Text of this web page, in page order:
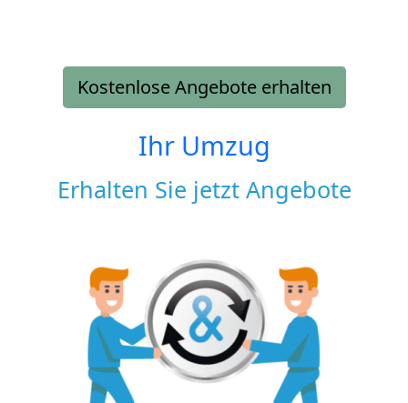
Kostenlose Angebote erhalten
Ihr Umzug
Erhalten Sie jetzt Angebote